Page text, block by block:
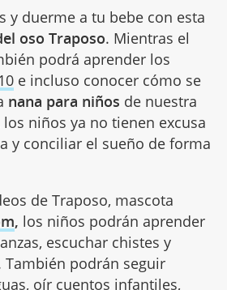
y duerme a tu bebe con esta
oso Traposo. Mientras el
podrá aprender los
e incluso conocer cómo se
nana para niños de nuestra
niños ya no tienen excusa
y conciliar el sueño de forma
de Traposo, mascota
, los niños podrán aprender
escuchar chistes y
podrán seguir
oír cuentos infantiles,